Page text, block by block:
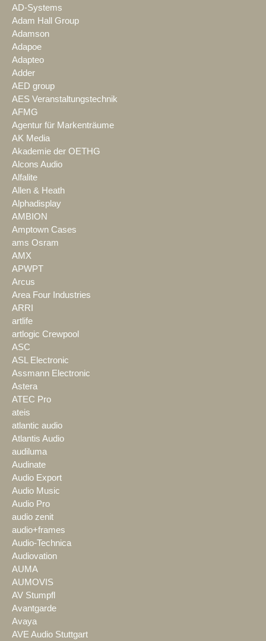
AD-Systems
Adam Hall Group
Adamson
Adapoe
Adapteo
Adder
AED group
AES Veranstaltungstechnik
AFMG
Agentur für Markenträume
AK Media
Akademie der OETHG
Alcons Audio
Alfalite
Allen & Heath
Alphadisplay
AMBION
Amptown Cases
ams Osram
AMX
APWPT
Arcus
Area Four Industries
ARRI
artlife
artlogic Crewpool
ASC
ASL Electronic
Assmann Electronic
Astera
ATEC Pro
ateis
atlantic audio
Atlantis Audio
audiluma
Audinate
Audio Export
Audio Music
Audio Pro
audio zenit
audio+frames
Audio-Technica
Audiovation
AUMA
AUMOVIS
AV Stumpfl
Avantgarde
Avaya
AVE Audio Stuttgart